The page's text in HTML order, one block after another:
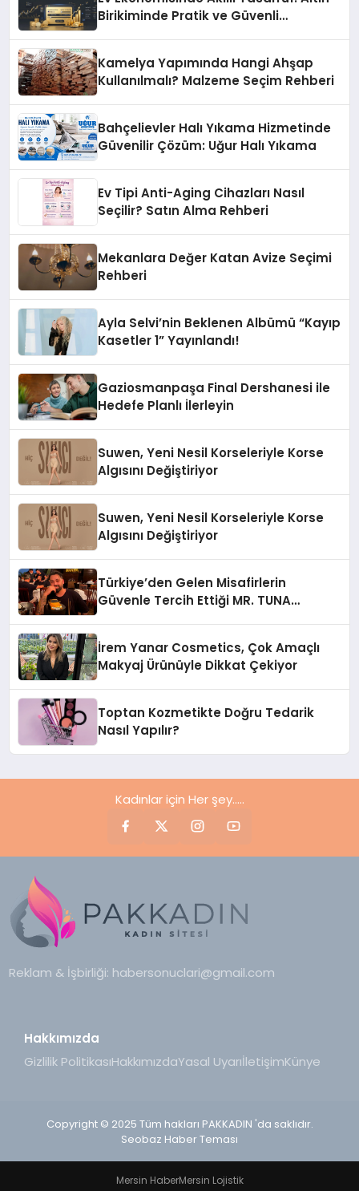
Birikiminde Pratik ve Güvenli
Kamelya Yapımında Hangi Ahşap
Kullanılmalı? Malzeme Seçim Rehberi
Bahçelievler Halı Yıkama Hizmetinde
Güvenilir Çözüm: Uğur Halı Yıkama
Ev Tipi Anti-Aging Cihazları Nasıl
Seçilir? Satın Alma Rehberi
Mekanlara Değer Katan Avize Seçimi
Rehberi
Ayla Selvi’nin Beklenen Albümü “Kayıp
Kasetler 1” Yayınlandı!
Gaziosmanpaşa Final Dershanesi ile
Hedefe Planlı İlerleyin
Suwen, Yeni Nesil Korseleriyle Korse
Algısını Değiştiriyor
Suwen, Yeni Nesil Korseleriyle Korse
Algısını Değiştiriyor
Türkiye’den Gelen Misafirlerin
Güvenle Tercih Ettiği MR. TUNA
İrem Yanar Cosmetics, Çok Amaçlı
Makyaj Ürünüyle Dikkat Çekiyor
Toptan Kozmetikte Doğru Tedarik
Nasıl Yapılır?
Kadınlar için Her şey.....
Reklam & İşbirliği: habersonuclari@gmail.com
Hakkımızda
Gizlilik PolitikasıHakkımızdaYasal UyarıİletişimKünye
Copyright © 2025 Tüm hakları PAKKADIN 'da saklıdır.
Seobaz Haber Teması
Mersin HaberMersin Lojistik